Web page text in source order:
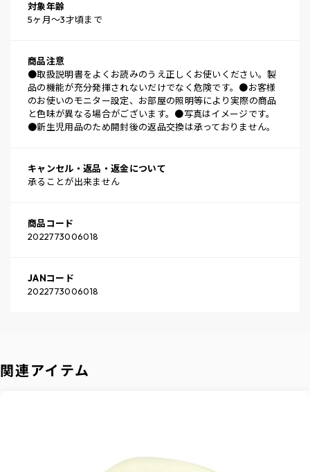
対象年齢
5ヶ月～3才頃まで
商品注意
●取扱説明書をよくお読みのうえ正しくお使いください。製
品の機能が充分発揮されないだけでなく危険です。●お客様
のお使いのモニター設定、お部屋の照明等により実際の商品
と色味が異なる場合がございます。●写真はイメージです。
●新生児用品のため開封後の返品交換は承っておりません。
キャンセル・返品・返金について
承ることが出来ません
商品コード
2022773006018
JANコード
2022773006018
関連アイテム